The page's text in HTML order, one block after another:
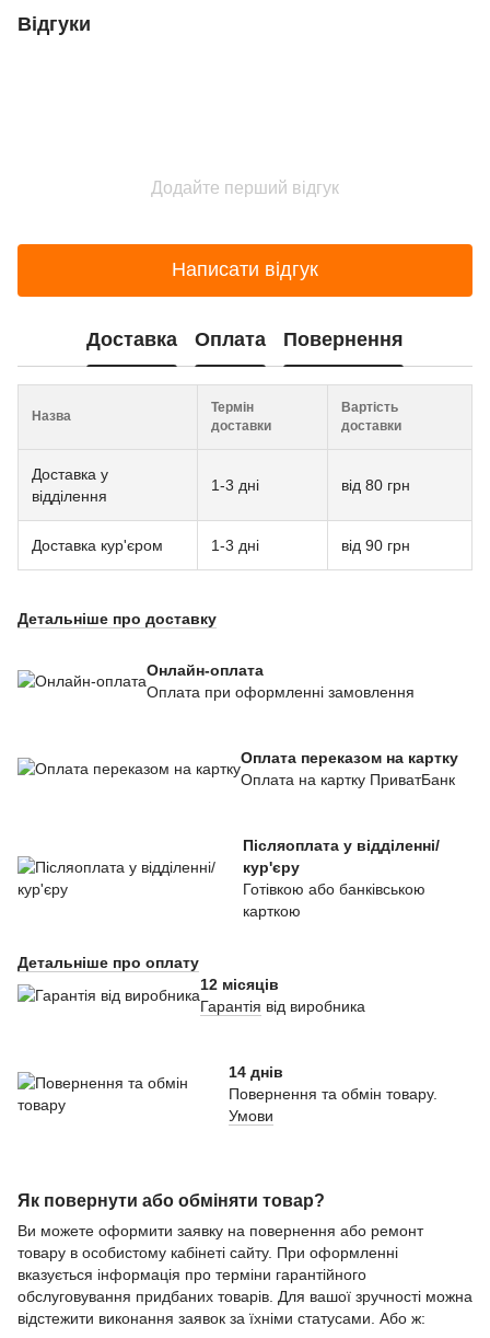
Відгуки
Додайте перший відгук
Написати відгук
Доставка Оплата Повернення
Назва
Термін
доставки
Вартість
доставки
Доставка у
відділення
1-3 дні від 80 грн
Доставка кур'єром 1-3 дні від 90 грн
Детальніше про доставку
Онлайн-оплата
Оплата при оформленні замовлення
Оплата переказом на картку
Оплата на картку ПриватБанк
Післяоплата у відділенні/
кур'єру
Готівкою або банківською
карткою
Детальніше про оплату
12 місяців
Гарантія від виробника
14 днів
Повернення та обмін товару.
Умови
Як повернути або обміняти товар?
Ви можете оформити заявку на повернення або ремонт
товару в особистому кабінеті сайту. При оформленні
вказується інформація про терміни гарантійного
обслуговування придбаних товарів. Для вашої зручності можна
відстежити виконання заявок за їхніми статусами. Або ж: